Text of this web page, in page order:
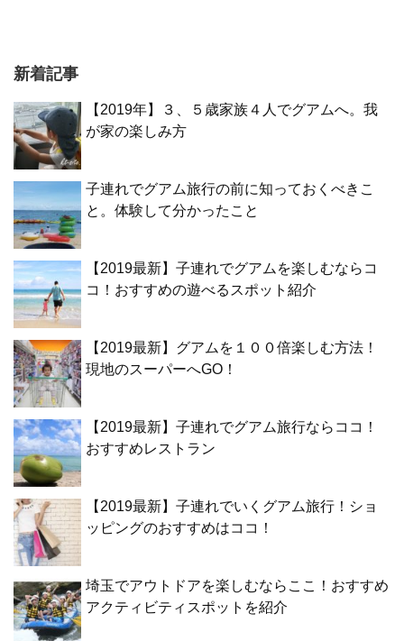
新着記事
【2019年】３、５歳家族４人でグアムへ。我
が家の楽しみ方
子連れでグアム旅行の前に知っておくべきこ
と。体験して分かったこと
【2019最新】子連れでグアムを楽しむならコ
コ！おすすめの遊べるスポット紹介
【2019最新】グアムを１００倍楽しむ方法！
現地のスーパーへGO！
【2019最新】子連れでグアム旅行ならココ！
おすすめレストラン
【2019最新】子連れでいくグアム旅行！ショ
ッピングのおすすめはココ！
埼玉でアウトドアを楽しむならここ！おすすめ
アクティビティスポットを紹介